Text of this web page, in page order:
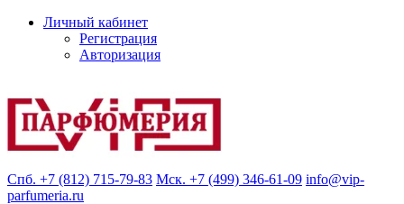
Личный кабинет
Регистрация
Авторизация
Спб. +7 (812) 715-79-83 Мск. +7 (499) 346-61-09 info@vip-
parfumeria.ru